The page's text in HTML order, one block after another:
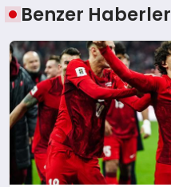
Benzer Haberler